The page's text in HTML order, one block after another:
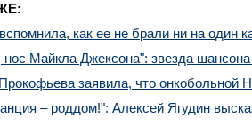
как ее не брали ни на один
Майкла Джексона": звезда
заявила, что онкобольной
– роддом!": Алексей Ягудин